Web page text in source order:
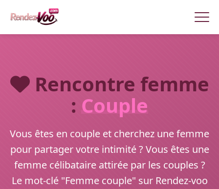
Rencontre femme
: Couple
Vous êtes en couple et cherchez une femme
pour partager votre intimité ? Vous êtes une
femme célibataire attirée par les couples ?
Le mot-clé "Femme couple" sur Rendez-voo